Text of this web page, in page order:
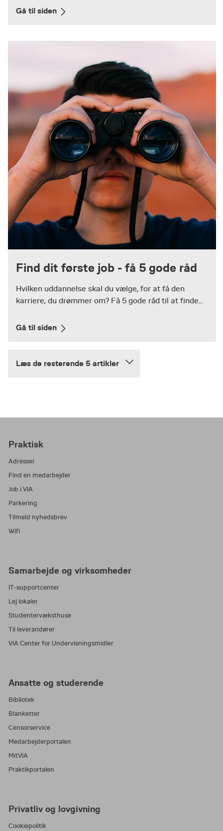
Gå til siden
Find dit første job - få 5 gode råd
Hvilken uddannelse skal du vælge, for at få den
karriere, du drømmer om? Få 5 gode råd til at finde...
Gå til siden
Læs de resterende 5 artikler
Praktisk
Adresser
Find en medarbejder
Job i VIA
Parkering
Tilmeld nyhedsbrev
Wifi
Samarbejde og virksomheder
IT-supportcenter
Lej lokaler
Studentervæksthuse
Til leverandører
VIA Center for Undervisningsmidler
Ansatte og studerende
Bibliotek
Blanketter
Censorservice
Medarbejderportalen
MitVIA
Praktikportalen
Privatliv og lovgivning
Cookiepolitik